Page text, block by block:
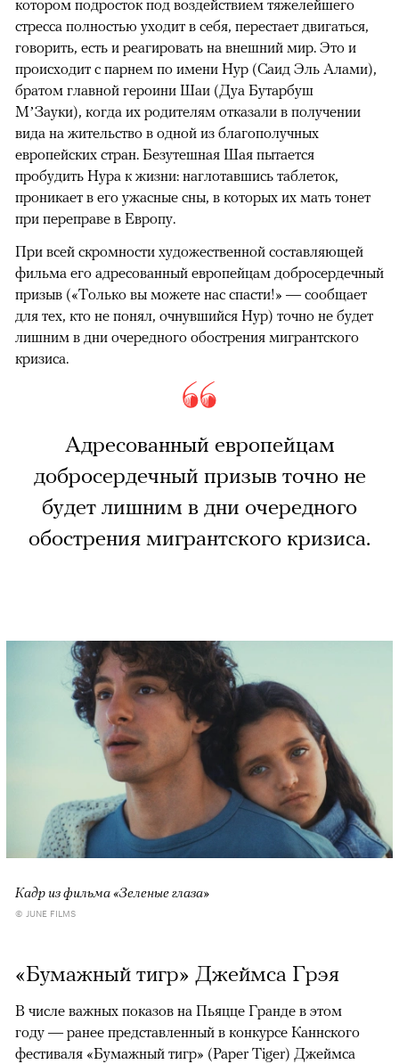
котором подросток под воздействием тяжелейшего
стресса полностью уходит в себя, перестает двигаться,
говорить, есть и реагировать на внешний мир. Это и
происходит с парнем по имени Нур (Саид Эль Алами),
братом главной героини Шаи (Дуа Бутарбуш
М’Зауки), когда их родителям отказали в получении
вида на жительство в одной из благополучных
европейских стран. Безутешная Шая пытается
пробудить Нура к жизни: наглотавшись таблеток,
проникает в его ужасные сны, в которых их мать тонет
при переправе в Европу.
При всей скромности художественной составляющей
фильма его адресованный европейцам добросердечный
призыв («Только вы можете нас спасти!» — сообщает
для тех, кто не понял, очнувшийся Нур) точно не будет
лишним в дни очередного обострения мигрантского
кризиса.
Адресованный европейцам
добросердечный призыв точно не
будет лишним в дни очередного
обострения мигрантского кризиса.
Кадр из фильма «Зеленые глаза»
© JUNE FILMS
«Бумажный тигр» Джеймса Грэя
В числе важных показов на Пьяцце Гранде в этом
году — ранее представленный в конкурсе Каннского
фестиваля «Бумажный тигр» (Paper Tiger) Джеймса